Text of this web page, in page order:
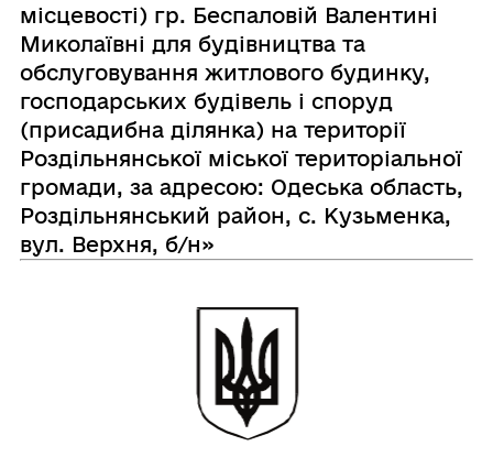
місцевості) гр. Беспаловій Валентині
Миколаївні для будівництва та
обслуговування житлового будинку,
господарських будівель і споруд
(присадибна ділянка) на території
Роздільнянської міської територіальної
громади, за адресою: Одеська область,
Роздільнянський район, с. Кузьменка,
вул. Верхня, б/н»